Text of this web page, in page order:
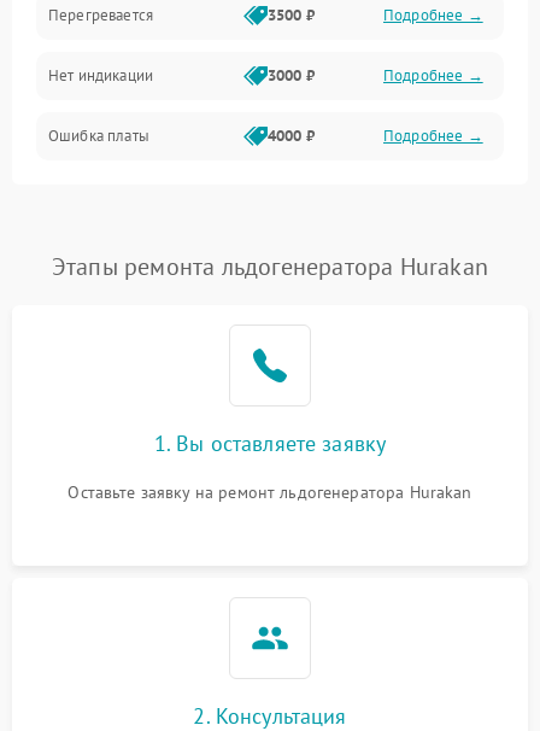
Перегревается 3500 ₽ Подробнее →
Нет индикации 3000 ₽ Подробнее →
Ошибка платы 4000 ₽ Подробнее →
Этапы ремонта льдогенератора Hurakan
1. Вы оставляете заявку
Оставьте заявку на ремонт льдогенератора Hurakan
2. Консультация